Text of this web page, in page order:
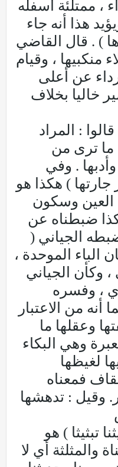
، ممتلئة أسفله
هذا أنه جاء
) . قال القاضي
منكبيها ، وقيام
عن أعلى
خاليا بخلاف
: المراد
ما ترى من
. وفي
جارتها ) هكذا هو
العين وسكون
ضبطناه عن
الجياني (
الباء الموحدة ،
، وكأن الجياني
، وفسره
أنه من الاعتبار
وعقلها ما
وهي البكاء
لغيظها
فمعناه
وقيل : تدهشها
تبثيثا ) هو
والمثلثة أي لا